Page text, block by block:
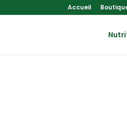
Accueil